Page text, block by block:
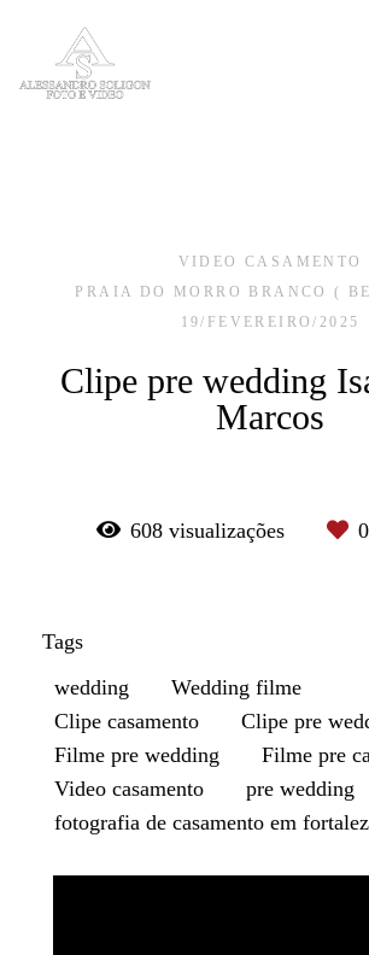
VIDEO CASAMENTO
PRAIA DO MORRO BRANCO (
19/FEVEREIRO/2025
Clipe pre wedding
Marcos
608 visualizações 0
Tags
wedding
Wedding filme
Clipe casamento
Clipe pre
Filme pre wedding
Filme pre
Video casamento
pre wedding
fotografia de casamento em